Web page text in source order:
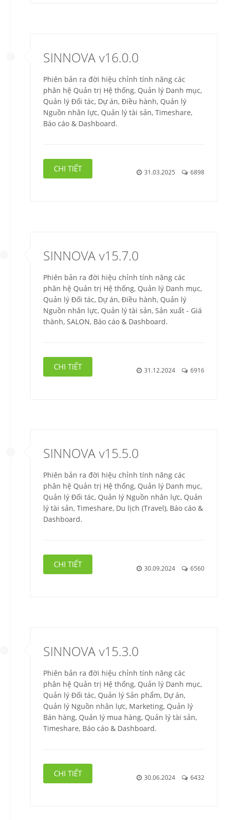
SINNOVA v16.0.0
Phiên bản ra đời hiệu chỉnh tính năng các
phân hệ Quản trị Hệ thống, Quản lý Danh mục,
Quản lý Đối tác, Dự án, Điều hành, Quản lý
Nguồn nhân lực, Quản lý tài sản, Timeshare,
Báo cáo & Dashboard.
CHI TIẾT 31.03.2025 6898
SINNOVA v15.7.0
Phiên bản ra đời hiệu chỉnh tính năng các
phân hệ Quản trị Hệ thống, Quản lý Danh mục,
Quản lý Đối tác, Dự án, Điều hành, Quản lý
Nguồn nhân lực, Quản lý tài sản, Sản xuất - Giá
thành, SALON, Báo cáo & Dashboard.
CHI TIẾT 31.12.2024 6916
SINNOVA v15.5.0
Phiên bản ra đời hiệu chỉnh tính năng các
phân hệ Quản trị Hệ thống, Quản lý Danh mục,
Quản lý Đối tác, Quản lý Nguồn nhân lực, Quản
lý tài sản, Timeshare, Du lịch (Travel), Báo cáo &
Dashboard.
CHI TIẾT 30.09.2024 6560
SINNOVA v15.3.0
Phiên bản ra đời hiệu chỉnh tính năng các
phân hệ Quản trị Hệ thống, Quản lý Danh mục,
Quản lý Đối tác, Quản lý Sản phẩm, Dự án,
Quản lý Nguồn nhân lực, Marketing, Quản lý
Bán hàng, Quản lý mua hàng, Quản lý tài sản,
Timeshare, Báo cáo & Dashboard.
CHI TIẾT 30.06.2024 6432